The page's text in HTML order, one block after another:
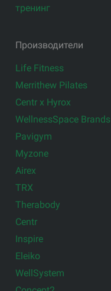
тренинг
Производители
Life Fitness
Merrithew Pilates
Centr x Hyrox
WellnessSpace Brands
Pavigym
Myzone
Airex
TRX
Therabody
Centr
Inspire
Eleiko
WellSystem